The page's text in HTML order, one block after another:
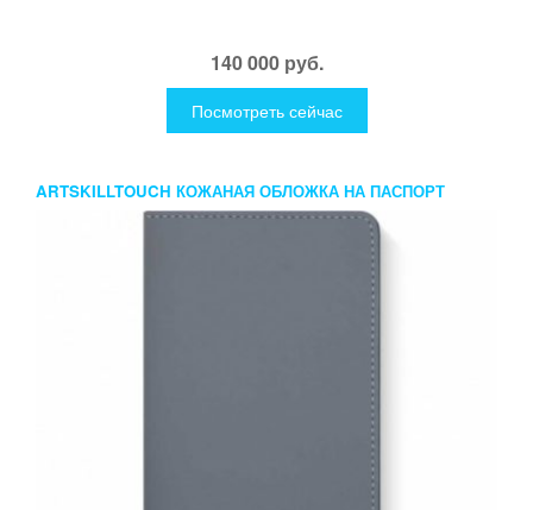
140 000 руб.
Посмотреть сейчас
ARTSKILLTOUCH КОЖАНАЯ ОБЛОЖКА НА ПАСПОРТ